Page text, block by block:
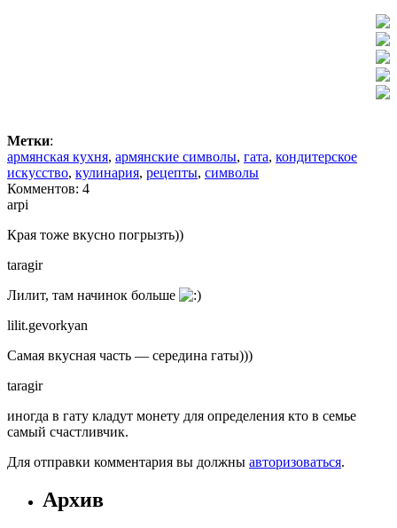
Метки:
армянская кухня, армянские символы, гата, кондитерское
искусство, кулинария, рецепты, символы
Комментов: 4
arpi
Края тоже вкусно погрызть))
taragir
Лилит, там начинок больше
lilit.gevorkyan
Самая вкусная часть — середина гаты)))
taragir
иногда в гату кладут монету для определения кто в семье
самый счастливчик.
Для отправки комментария вы должны авторизоваться.
Архив